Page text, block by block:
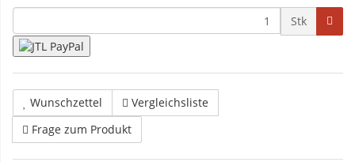
Stk
Wunschzettel
Vergleichsliste
Frage zum Produkt